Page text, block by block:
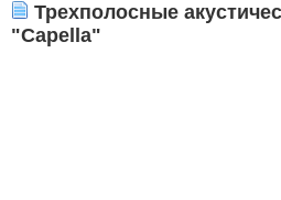
Трехполосные
"Capella"